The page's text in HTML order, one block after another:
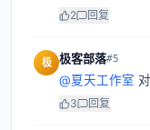
2 回复
极 极客部落#5
@夏天工作室
3 回复